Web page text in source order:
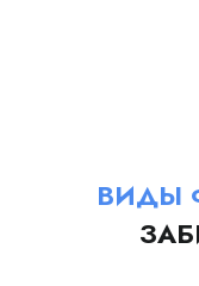
ВИДЫ